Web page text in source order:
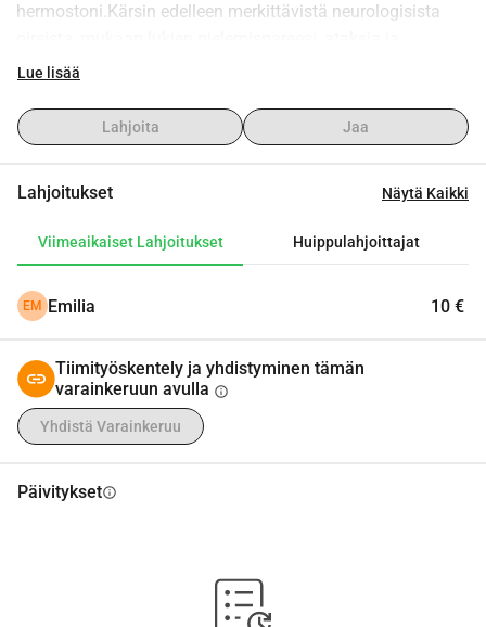
hermostoni.Kärsin edelleen merkittävistä neurologisista
hienomotoristen toimintojen menetys. Tämän seurauksena
etsin lisää hoitovaihtoehtoja. Stammisoluterapia saattaa
olla ainoa mahdollinen tilaisuus tukea vaurioituneiden
tätä hoitoa ei ole saatavilla Suomessa.Tämän vuoksi
Serbiassa, jossa toimenpide on tarjolla. Hoidon arvioitu
majoituskulut.
Lue lisää
Lahjoita Jaa
Lahjoitukset Näytä Kaikki
Viimeaikaiset Lahjoitukset Huippulahjoittajat
EM Emilia 10 €
Tiimityöskentely ja yhdistyminen tämän
varainkeruun avulla info
Yhdistä Varainkeruu
Päivityksetinfo